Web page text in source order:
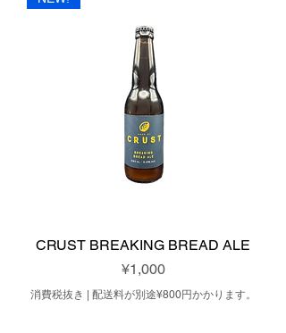
CRUST BREAKING BREAD ALE
価格
¥1,000
消費税抜き | 配送料が別途¥800円かかります。